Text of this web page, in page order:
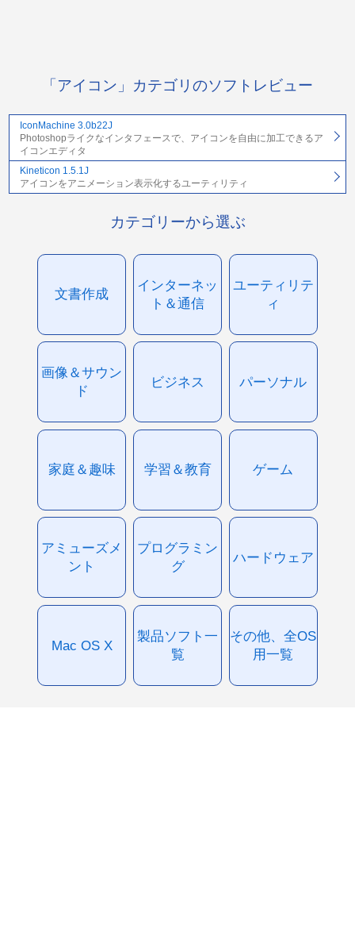
「アイコン」カテゴリのソフトレビュー
IconMachine 3.0b22J
Photoshopライクなインタフェースで、アイコンを自由に加工できるア
イコンエディタ
Kineticon 1.5.1J
アイコンをアニメーション表示化するユーティリティ
カテゴリーから選ぶ
文書作成
インターネッ
ト＆通信
ユーティリテ
ィ
画像＆サウン
ド
ビジネス パーソナル
家庭＆趣味 学習＆教育 ゲーム
アミューズメ
ント
プログラミン
グ
ハードウェア
Mac OS X
製品ソフト一
覧
その他、全OS
用一覧